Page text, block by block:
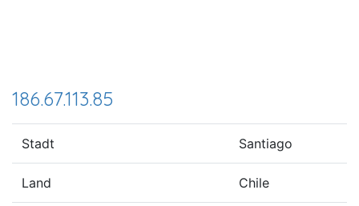
186.67.113.85
Stadt Santiago
Land Chile